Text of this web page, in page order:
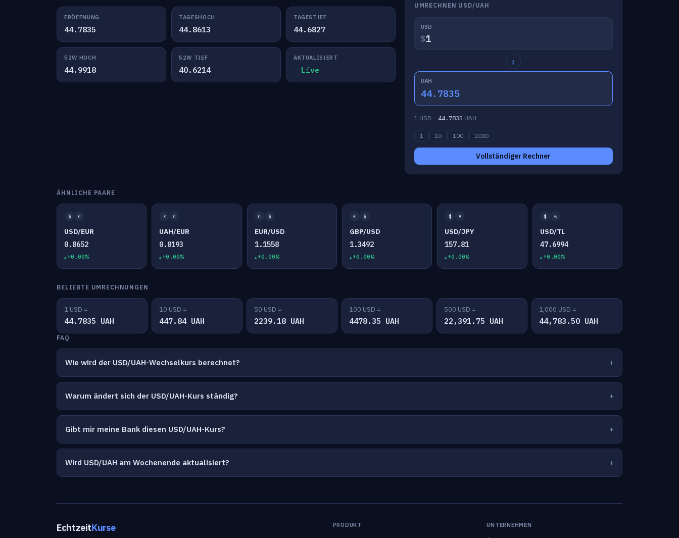
ERÖFFNUNG
44.7835
TAGESHOCH
44.8613
TAGESTIEF
44.6827
52W HOCH
44.9918
52W TIEF
40.6214
AKTUALISIERT
Live
UMRECHNEN USD/UAH
USD
$
↕
UAH
44.7835
1 USD = 44.7835 UAH
1 10 100 1000
Vollständiger Rechner
ÄHNLICHE PAARE
$ €
USD/EUR
0.8652
+0.00%
₴ €
UAH/EUR
0.0193
+0.00%
€ $
EUR/USD
1.1558
+0.00%
£ $
GBP/USD
1.3492
+0.00%
$ ¥
USD/JPY
157.81
+0.00%
$ ₺
USD/TL
47.6994
+0.00%
BELIEBTE UMRECHNUNGEN
1 USD =
44.7835 UAH
10 USD =
447.84 UAH
50 USD =
2239.18 UAH
100 USD =
4478.35 UAH
500 USD =
22,391.75 UAH
1,000 USD =
44,783.50 UAH
FAQ
Wie wird der USD/UAH-Wechselkurs berechnet?
Warum ändert sich der USD/UAH-Kurs ständig?
Gibt mir meine Bank diesen USD/UAH-Kurs?
Wird USD/UAH am Wochenende aktualisiert?
EchtzeitKurse PRODUKT UNTERNEHMEN